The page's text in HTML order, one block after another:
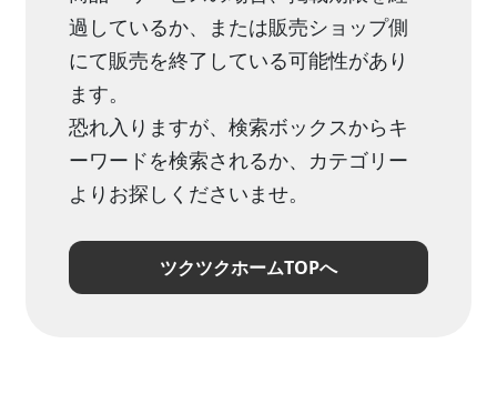
過しているか、または販売ショップ側
にて販売を終了している可能性があり
ます。
恐れ入りますが、検索ボックスからキ
ーワードを検索されるか、カテゴリー
よりお探しくださいませ。
ツクツクホームTOPへ